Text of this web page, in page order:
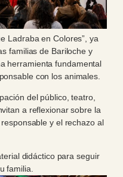
Ladraba en Colores”, ya
familias de Bariloche y
herramienta fundamental
con los animales.
del público, teatro,
a reflexionar sobre la
y el rechazo al
didáctico para seguir
familia.